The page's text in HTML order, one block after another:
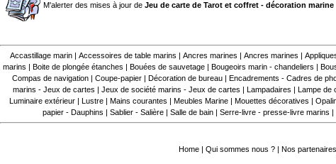
M'alerter des mises à jour de Jeu de carte de Tarot et coffret - décoration marine
Accastillage marin Accessoires de table marins Ancres marines Ancres marines
marins
Boite de plongée étanches Bouées de sauvetage| Bougeoirs marin - chandeliers
Compas de navigation| Coupe-papier| Décoration de bureau| Encadrements - Cadres de
marins - Jeux de cartes
Jeux de société marins - Jeux de cartes Lampadaires Lampe de
Luminaire extérieur| Lustre| Mains courantes Meubles Marine| Mouettes décoratives
papier - Dauphins
Sablier - Salière| Salle de bain| Serre-livre - presse-livre marins
Home Qui sommes nous ? Nos partenaires